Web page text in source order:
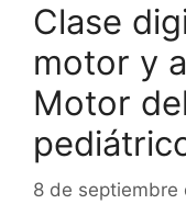
Clase
motor y
Motor
8 de septiembre